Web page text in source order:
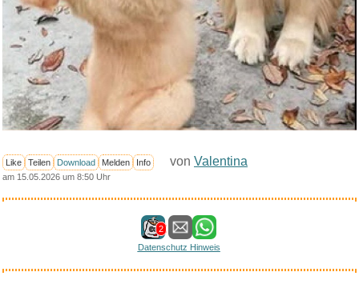
Like Teilen Download Melden Info von Valentina
am 15.05.2026 um 8:50 Uhr
2
Datenschutz Hinweis